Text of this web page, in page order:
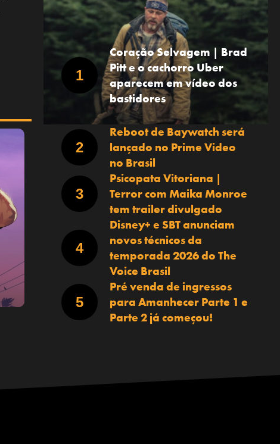
Coração Selvagem | Brad
Pitt e o cachorro Uber
aparecem em vídeo dos
bastidores
Reboot de Baywatch será
lançado no Prime Video
no Brasil
Psicopata Vitoriana |
Terror com Maika Monroe
tem trailer divulgado
Disney+ e SBT anunciam
novos técnicos da
temporada 2026 do The
Voice Brasil
Pré venda de ingressos
para Amanhecer Parte 1 e
Parte 2 já começou!